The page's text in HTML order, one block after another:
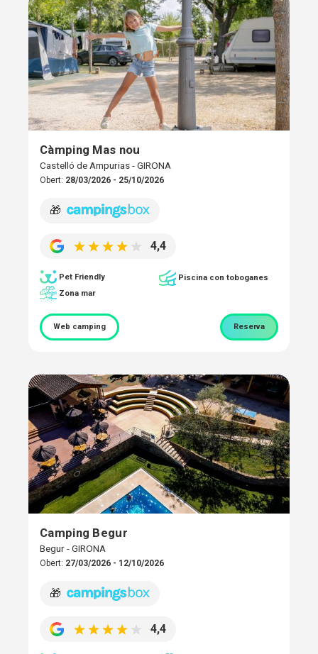
Càmping Mas nou
Castelló de Ampurias - GIRONA
Obert: 28/03/2026 - 25/10/2026
🎁
4,4
Pet Friendly
Piscina con toboganes
Zona mar
Web camping Reserva
Camping Begur
Begur - GIRONA
Obert: 27/03/2026 - 12/10/2026
🎁
4,4